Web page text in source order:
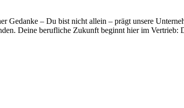
Gedanke – Du bist nicht allein – prägt unsere
Deine berufliche Zukunft beginnt hier im Vertrieb: